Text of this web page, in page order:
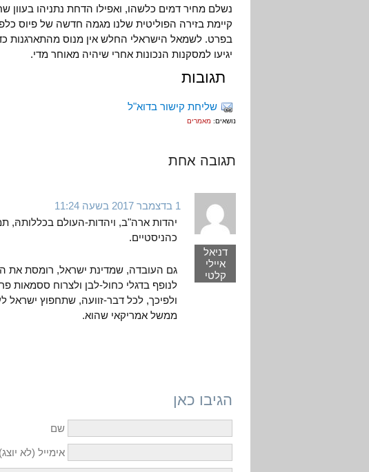
נשלם מחיר דמים כלשהו, ואפילו הדחת נתניהו
קיימת בזירה הפוליטית שלנו מגמה חדשה של פיוס
בפרט. לשמאל הישראלי החלש אין מנוס מהתארגנות
יגיעו למסקנות הנכונות אחרי שיהיה מאוחר מדי.
תגובות
שליחת קישור בדוא"ל
נושאים: מאמרים
תגובה אחת
דניאל
איילי
קלטי
1 בדצמבר 2017 בשעה 11:24
יהדות ארה"ב, ויהדות-העולם בכללותהּ,
כהניסטיים.
גם העובדה, שמדינת ישראל, רומסת את
לנופף בדגלי כחול-לבן ולצרוח ססמאות
ולפיכך, לכל דבר-זוועה, שתחפוץ ישראל
ממשל אמריקאי שהוא.
הגיבו כאן
שם
אימייל (לא יוצג)